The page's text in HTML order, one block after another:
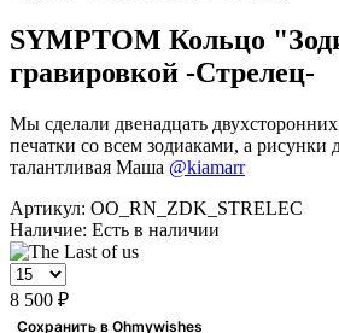
SYMPTOM Кольцо
гравировкой -Стрелец-
Мы сделали двенадцать
печатки со всем зодиаками, а рисунки
талантливая Маша @kiamarr
Артикул: OO_RN_ZDK_STRELEC
Наличие: Есть в наличии
8 500 ₽
Сохранить в Ohmywishes